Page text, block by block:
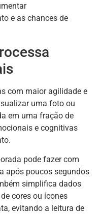
e as chances de
com maior agilidade e
uma foto ou
em uma fração de
e cognitivas
pode fazer com
após poucos segundos
simplifica dados
cores ou ícones
evitando a leitura de